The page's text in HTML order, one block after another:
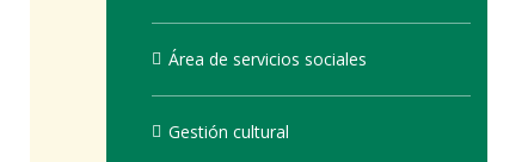
Área de servicios sociales
Gestión cultural